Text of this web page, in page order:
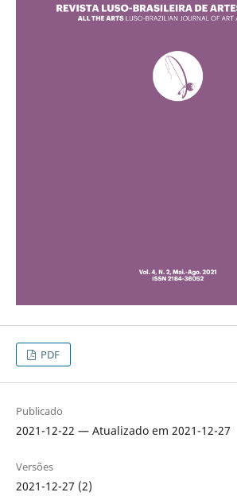
PDF
Publicado
2021-12-22 — Atualizado em 2021-12-27
Versões
2021-12-27 (2)